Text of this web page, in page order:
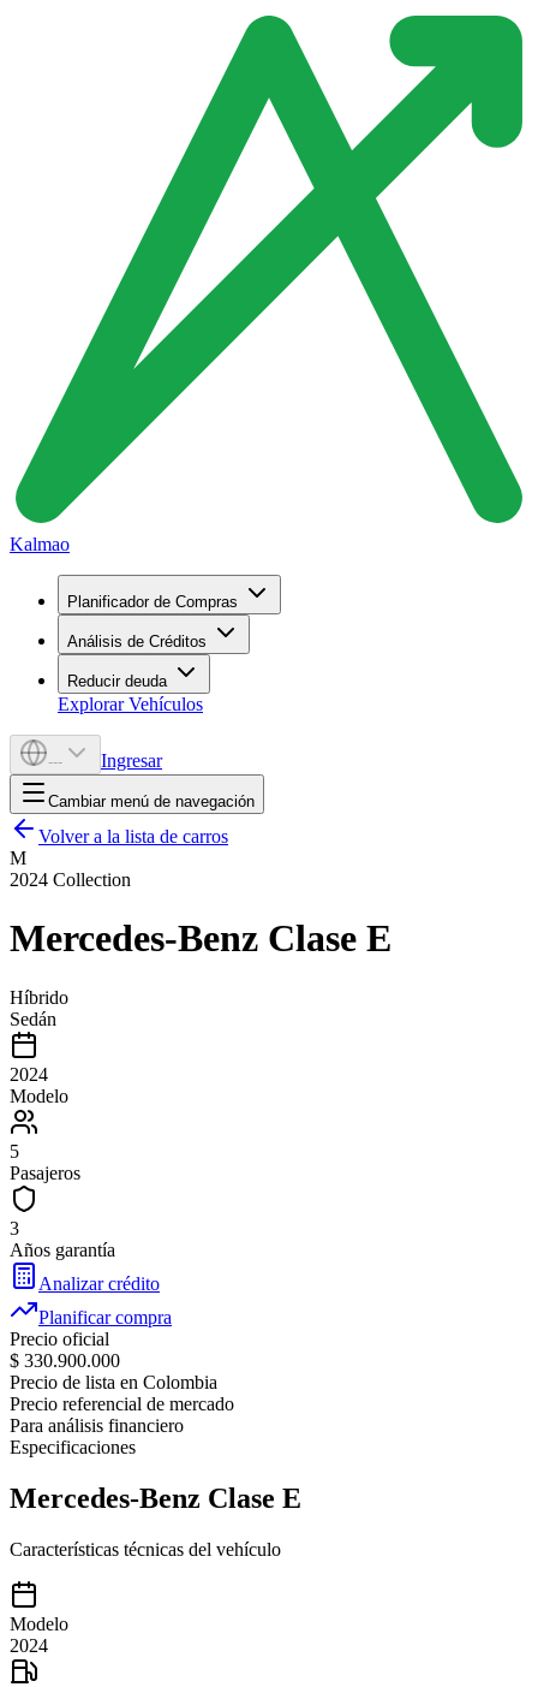
Kalmao
Planificador de Compras
Análisis de Créditos
Reducir deuda
Explorar Vehículos
--- Ingresar
Cambiar menú de navegación
Volver a la lista de carros
M
2024 Collection
Mercedes-Benz Clase E
Híbrido
Sedán
2024
Modelo
5
Pasajeros
3
Años garantía
Analizar crédito
Planificar compra
Precio oficial
$ 330.900.000
Precio de lista en Colombia
Precio referencial de mercado
Para análisis financiero
Especificaciones
Mercedes-Benz Clase E
Características técnicas del vehículo
Modelo
2024